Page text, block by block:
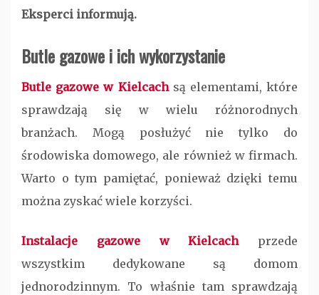
Eksperci informują.
Butle gazowe i ich wykorzystanie
Butle gazowe w Kielcachsą elementami, które
sprawdzają się w wielu różnorodnych
branżach. Mogą posłużyć nie tylko do
środowiska domowego, ale również w firmach.
Warto o tym pamiętać, ponieważ dzięki temu
można zyskać wiele korzyści.
Instalacje gazowe w Kielcachprzede
wszystkim dedykowane są domom
jednorodzinnym. To właśnie tam sprawdzają